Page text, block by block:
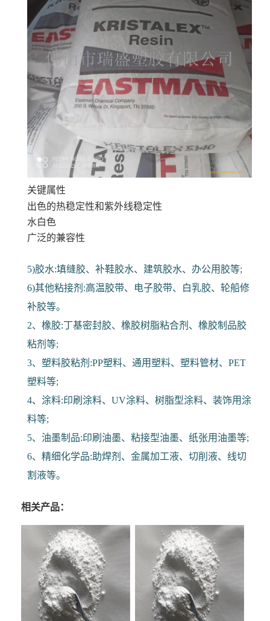
关键属性
出色的热稳定性和紫外线稳定性
水白色
广泛的兼容性
5)胶水:填缝胶、补鞋胶水、建筑胶水、办公用胶等;
6)其他粘接剂:高温胶带、电子胶带、白乳胶、轮船修
补胶等。
2、橡胶:丁基密封胶、橡胶树脂粘合剂、橡胶制品胶
粘剂等;
3、塑料胶粘剂:PP塑料、通用塑料、塑料管材、PET
塑料等;
4、涂料:印刷涂料、UV涂料、树脂型涂料、装饰用涂
料等;
5、油墨制品:印刷油墨、粘接型油墨、纸张用油墨等;
6、精细化学品:助焊剂、金属加工液、切削液、线切
割液等。
相关产品：